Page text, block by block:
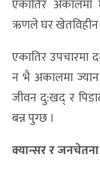
एकातिर अकालमा
ऋणले घर खेतविहीन
एकातिर उपचारमा
न भै अकालमा
जीवन दु:खद् र
बन्न पुग्छ ।
क्यान्सर र जनचेतना